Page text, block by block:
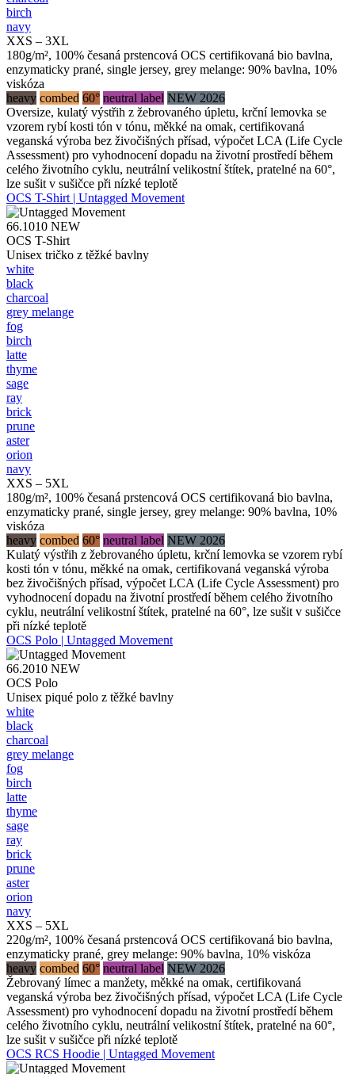
birch
navy
XXS – 3XL
180g/m², 100% česaná prstencová OCS certifikovaná bio bavlna,
enzymaticky prané, single jersey, grey melange: 90% bavlna, 10%
viskóza
heavy combed 60° neutral label NEW 2026
Oversize, kulatý výstřih z žebrovaného úpletu, krční lemovka se
vzorem rybí kosti tón v tónu, měkké na omak, certifikovaná
veganská výroba bez živočišných přísad, výpočet LCA (Life Cycle
Assessment) pro vyhodnocení dopadu na životní prostředí během
celého životního cyklu, neutrální velikostní štítek, pratelné na 60°,
lze sušit v sušičce při nízké teplotě
OCS T-Shirt | Untagged Movement
66.1010 NEW
OCS T-Shirt
Unisex tričko z těžké bavlny
white
black
charcoal
grey melange
fog
birch
latte
thyme
sage
ray
brick
prune
aster
orion
navy
XXS – 5XL
180g/m², 100% česaná prstencová OCS certifikovaná bio bavlna,
enzymaticky prané, single jersey, grey melange: 90% bavlna, 10%
viskóza
heavy combed 60° neutral label NEW 2026
Kulatý výstřih z žebrovaného úpletu, krční lemovka se vzorem rybí
kosti tón v tónu, měkké na omak, certifikovaná veganská výroba
bez živočišných přísad, výpočet LCA (Life Cycle Assessment) pro
vyhodnocení dopadu na životní prostředí během celého životního
cyklu, neutrální velikostní štítek, pratelné na 60°, lze sušit v sušičce
při nízké teplotě
OCS Polo | Untagged Movement
66.2010 NEW
OCS Polo
Unisex piqué polo z těžké bavlny
white
black
charcoal
grey melange
fog
birch
latte
thyme
sage
ray
brick
prune
aster
orion
navy
XXS – 5XL
220g/m², 100% česaná prstencová OCS certifikovaná bio bavlna,
enzymaticky prané, grey melange: 90% bavlna, 10% viskóza
heavy combed 60° neutral label NEW 2026
Žebrovaný límec a manžety, měkké na omak, certifikovaná
veganská výroba bez živočišných přísad, výpočet LCA (Life Cycle
Assessment) pro vyhodnocení dopadu na životní prostředí během
celého životního cyklu, neutrální velikostní štítek, pratelné na 60°,
lze sušit v sušičce při nízké teplotě
OCS RCS Hoodie | Untagged Movement